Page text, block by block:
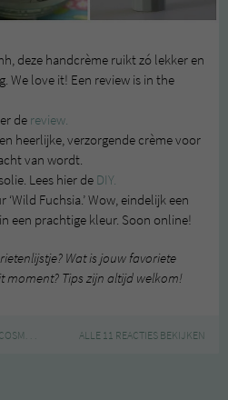
deze handcrème ruikt zó lekker en
We love it! Een review is in the
de review.
heerlijke, verzorgende crème voor
van wordt.
Lees hier de DIY.
Fuchsia.’ Wow, eindelijk een
een prachtige kleur. Soon online!
Wat is jouw favoriete
Tips zijn altijd welkom!
COSMETICA FIGS&ROUGE,GROEN,
ALLE 11 REACTIES BEKIJKEN